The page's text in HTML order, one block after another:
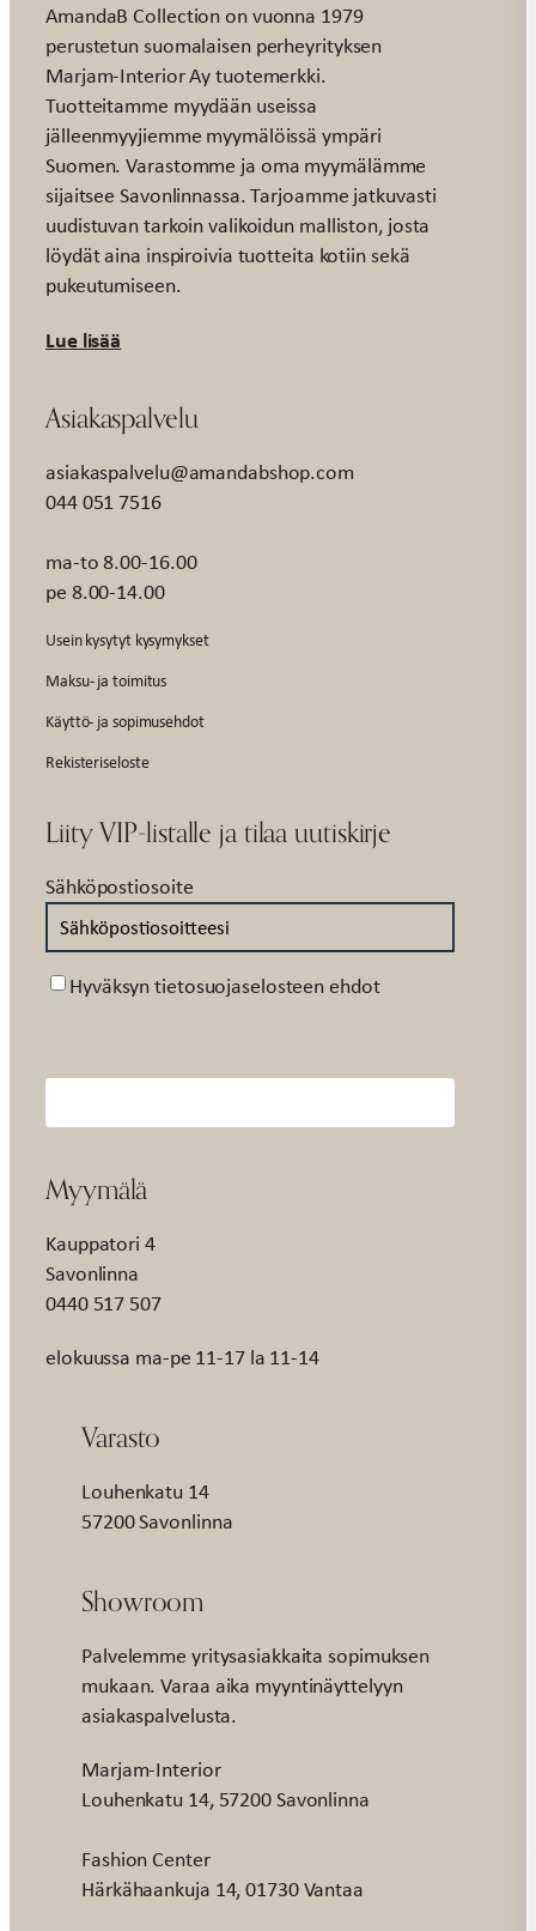
AmandaB Collection on vuonna 1979
perustetun suomalaisen perheyrityksen
Marjam-Interior Ay tuotemerkki.
Tuotteitamme myydään useissa
jälleenmyyjiemme myymälöissä ympäri
Suomen. Varastomme ja oma myymälämme
sijaitsee Savonlinnassa. Tarjoamme jatkuvasti
uudistuvan tarkoin valikoidun malliston, josta
löydät aina inspiroivia tuotteita kotiin sekä
pukeutumiseen.
Lue lisää
Asiakaspalvelu
asiakaspalvelu@amandabshop.com
044 051 7516
ma-to 8.00-16.00
pe 8.00-14.00
Usein kysytyt kysymykset
Maksu- ja toimitus
Käyttö- ja sopimusehdot
Rekisteriseloste
Liity VIP-listalle ja tilaa uutiskirje
Sähköpostiosoite
Suostumus
Hyväksyn tietosuojaselosteen ehdot
Myymälä
Kauppatori 4
Savonlinna
0440 517 507
elokuussa ma-pe 11-17 la 11-14
Varasto
Louhenkatu 14
57200 Savonlinna
Showroom
Palvelemme yritysasiakkaita sopimuksen
mukaan. Varaa aika myyntinäyttelyyn
asiakaspalvelusta.
Marjam-Interior
Louhenkatu 14, 57200 Savonlinna
Fashion Center
Härkähaankuja 14, 01730 Vantaa